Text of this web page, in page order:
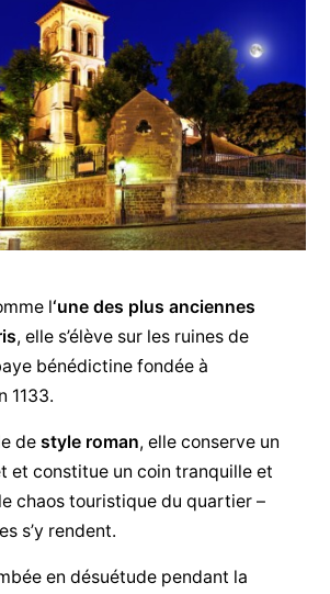
l‘une des plus anciennes
, elle s’élève sur les ruines de
bénédictine fondée à
1133.
de style roman, elle conserve un
et constitue un coin tranquille et
chaos touristique du quartier –
s’y rendent.
en désuétude pendant la